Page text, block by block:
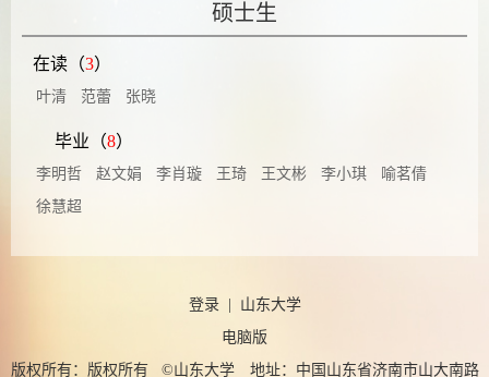
硕士生
在读（3）
叶清 范蕾 张晓
毕业（8）
李明哲 赵文娟 李肖璇 王琦 王文彬 李小琪
喻茗倩
徐慧超
登录| 山东大学
电脑版
版权所有：版权所有 ©山东大学 地址：中国山东省济南市山大南路